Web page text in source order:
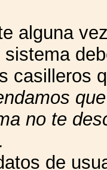
alguna
casilleros
no te
de